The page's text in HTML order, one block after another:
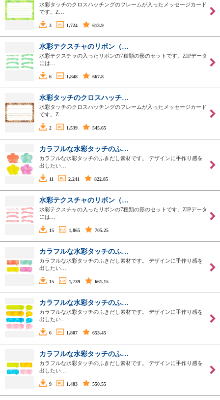
水彩タッチのクロスハッチングのフレームが入ったメッセージカード
です。Z…
3 1,724 613.9
水彩テクスチャのリボン（…
水彩テクスチャの入ったリボンの7種類の形のセットです。ZIPデータ
には…
6 1,848 667.8
水彩タッチのクロスハッチ…
水彩タッチのクロスハッチングのフレームが入ったメッセージカード
です。Z…
2 1,539 545.65
カラフルな水彩タッチのふ…
カラフルな水彩タッチのふきだし素材です。 デザインに手作り感を
出したい…
11 2,241 822.85
水彩テクスチャのリボン（…
水彩テクスチャの入ったリボンの7種類の形のセットです。ZIPデータ
には…
15 1,865 705.25
カラフルな水彩タッチのふ…
カラフルな水彩タッチのふきだし素材です。 デザインに手作り感を
出したい…
15 1,739 661.15
カラフルな水彩タッチのふ…
カラフルな水彩タッチのふきだし素材です。 デザインに手作り感を
出したい…
6 1,807 653.45
カラフルな水彩タッチのふ…
カラフルな水彩タッチのふきだし素材です。 デザインに手作り感を
出したい…
9 1,483 550.55